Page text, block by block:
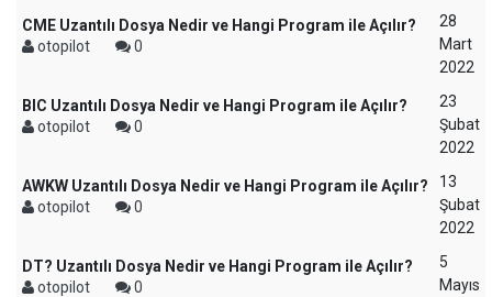
CME Uzantılı Dosya Nedir ve Hangi Program ile Açılır?
otopilot
0
28
Mart
2022
BIC Uzantılı Dosya Nedir ve Hangi Program ile Açılır?
otopilot
0
23
Şubat
2022
AWKW Uzantılı Dosya Nedir ve Hangi Program ile Açılır?
otopilot
0
13
Şubat
2022
DT? Uzantılı Dosya Nedir ve Hangi Program ile Açılır?
otopilot
0
5
Mayıs